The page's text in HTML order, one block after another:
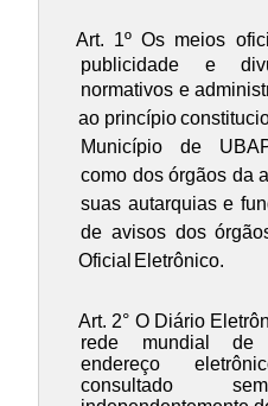
Art. 1º Os meios
publicidade e
normativos e
ao princípio
Município de
como dos órgãos da
suas autarquias e
de avisos dos
Oficial Eletrônico.
Art. 2° O Diário
rede mundial de
endereço
consultado